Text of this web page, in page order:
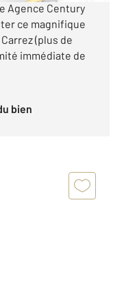
Agence Century
ce magnifique
(plus de
immédiate de
bien